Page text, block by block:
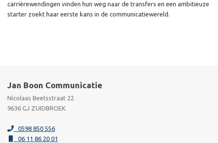
carrièrewendingen vinden hun weg naar de transfers en een ambitieuze
starter zoekt haar eerste kans in de communicatiewereld.
Jan Boon Communicatie
Nicolaas Beetsstraat 22
9636 GJ ZUIDBROEK
0598 850 556
06 11 86 20 01